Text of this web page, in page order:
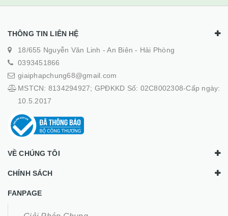
THÔNG TIN LIÊN HỆ
18/655 Nguyễn Văn Linh - An Biên - Hải Phòng
0393451866
giaiphapchung68@gmail.com
MSTCN: 8134294927; GPĐKKD Số: 02C8002308-Cấp ngày:
10.5.2017
VỀ CHÚNG TÔI
CHÍNH SÁCH
FANPAGE